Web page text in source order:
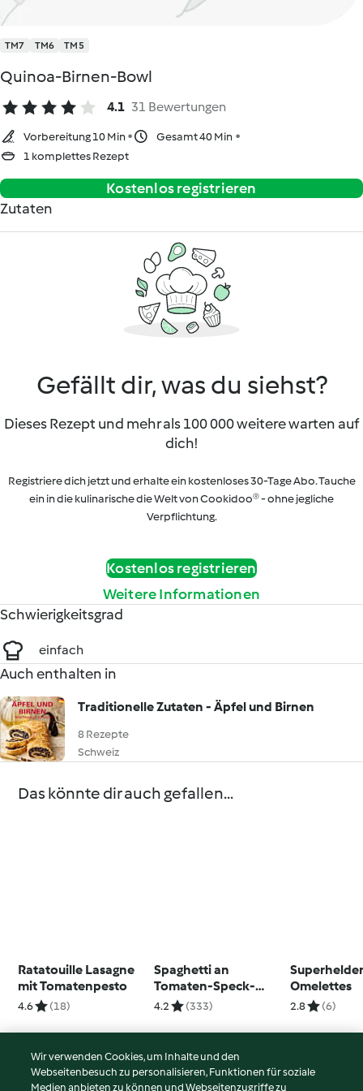
TM7 TM6 TM5
Quinoa-Birnen-Bowl
4.1 31 Bewertungen
Vorbereitung 10 Min
Gesamt 40 Min
1 komplettes Rezept
Kostenlos registrieren
Zutaten
Gefällt dir, was du siehst?
Dieses Rezept und mehr als 100 000 weitere warten auf
dich!
Registriere dich jetzt und erhalte ein kostenloses 30-Tage Abo. Tauche
ein in die kulinarische die Welt von Cookidoo® - ohne jegliche
Verpflichtung.
Kostenlos registrieren
Weitere Informationen
Schwierigkeitsgrad
einfach
Auch enthalten in
Traditionelle Zutaten - Äpfel und Birnen
8 Rezepte
Schweiz
Das könnte dir auch gefallen...
Ratatouille Lasagne
mit Tomatenpesto
4.6 (18)
Spaghetti an
Tomaten-Speck-
Sauce
4.2 (333)
Omelettes
2.8 (6)
© Copyright 2026
Wir verwenden Cookies, um Inhalte und den
Webseitenbesuch zu personalisieren, Funktionen für soziale
Medien anbieten zu können und Webseitenzugriffe zu